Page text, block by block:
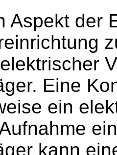
Aspekt der
Eine
ein
kann